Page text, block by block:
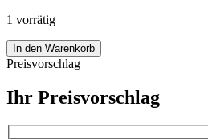
1 vorrätig
Leica
I
Nickel
Elmar
In den Warenkorb
Preisvorschlag
Ihr Preisvorschlag